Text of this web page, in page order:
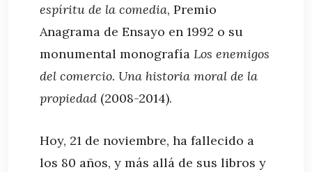
espíritu de la comedia, Premio
Anagrama de Ensayo en 1992 o su
monumental monografía Los enemigos
del comercio. Una historia moral de la
propiedad (2008-2014).
Hoy, 21 de noviembre, ha fallecido a
los 80 años, y más allá de sus libros y